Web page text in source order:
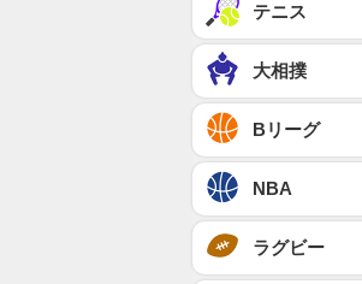
テニス
大相撲
Bリーグ
NBA
ラグビー